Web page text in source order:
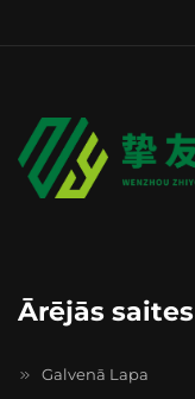
Ārējās saites
Galvenā Lapa